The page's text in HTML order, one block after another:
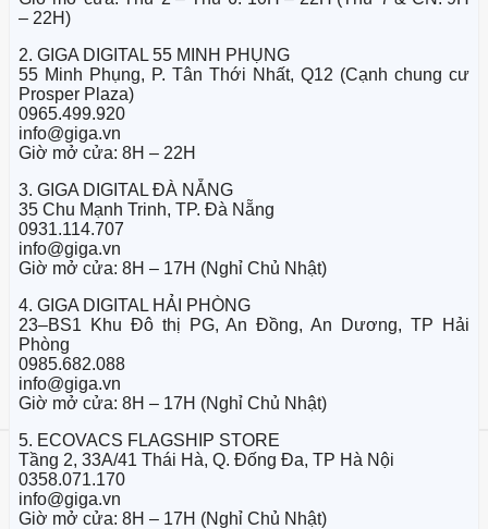
– 22H)
2. GIGA DIGITAL 55 MINH PHỤNG
55 Minh Phụng, P. Tân Thới Nhất, Q12 (Cạnh chung cư
Prosper Plaza)
0965.499.920
info@giga.vn
Giờ mở cửa: 8H – 22H
3. GIGA DIGITAL ĐÀ NẴNG
35 Chu Mạnh Trinh, TP. Đà Nẵng
0931.114.707
info@giga.vn
Giờ mở cửa: 8H – 17H (Nghỉ Chủ Nhật)
4. GIGA DIGITAL HẢI PHÒNG
23–BS1 Khu Đô thị PG, An Đồng, An Dương, TP Hải
Phòng
0985.682.088
info@giga.vn
Giờ mở cửa: 8H – 17H (Nghỉ Chủ Nhật)
5. ECOVACS FLAGSHIP STORE
Tầng 2, 33A/41 Thái Hà, Q. Đống Đa, TP Hà Nội
0358.071.170
info@giga.vn
Giờ mở cửa: 8H – 17H (Nghỉ Chủ Nhật)